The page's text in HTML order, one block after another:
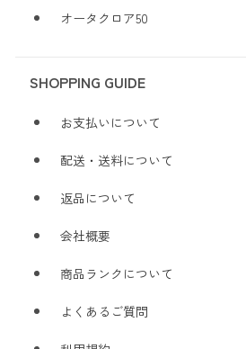
オータクロア50
SHOPPING GUIDE
お支払いについて
配送・送料について
返品について
会社概要
商品ランクについて
よくあるご質問